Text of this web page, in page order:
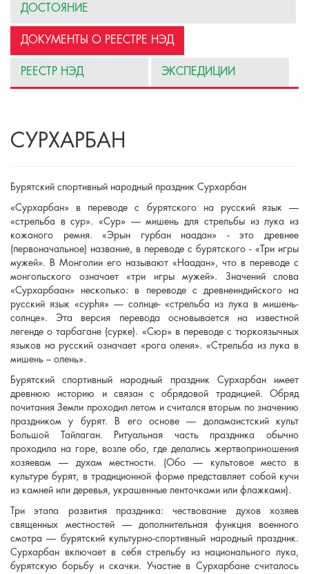
ДОСТОЯНИЕ
ДОКУМЕНТЫ О РЕЕСТРЕ НЭД
РЕЕСТР НЭД ЭКСПЕДИЦИИ
СУРХАРБАН
Бурятский спортивный народный праздник Сурхарбан
«Сурхарбан» в переводе с бурятского на русский язык —
«стрельба в сур». «Сур» — мишень для стрельбы из лука из
кожаного ремня. «Эрын гурбан наадан» - это древнее
(первоначальное) название, в переводе с бурятского - «Три игры
мужей». В Монголии его называют «Наадан», что в переводе с
монгольского означает «три игры мужей». Значений слова
«Сурхарбаан» несколько: в переводе с древнеиндийского на
русский язык «сурhя» — солнце- «стрельба из лука в мишень-
солнце». Эта версия перевода основывается на известной
легенде о тарбагане (сурке). «Сюр» в переводе с тюркоязычных
языков на русский означает «рога оленя». «Стрельба из лука в
мишень – олень».
Бурятский спортивный народный праздник Сурхарбан имеет
древнюю историю и связан с обрядовой традицией. Обряд
почитания Земли проходил летом и считался вторым по значению
праздником у бурят. В его основе — доламаистский культ
Большой Тайлаган. Ритуальная часть праздника обычно
проходила на горе, возле обо, где делались жертвоприношения
хозяевам — духам местности. (Обо — культовое место в
культуре бурят, в традиционной форме представляет собой кучи
из камней или деревья, украшенные ленточками или флажками).
Три этапа развития праздника: чествование духов хозяев
священных местностей — дополнительная функция военного
смотра — бурятский культурно-спортивный народный праздник.
Сурхарбан включает в себя стрельбу из национального лука,
бурятскую борьбу и скачки. Участие в Сурхарбане считалось